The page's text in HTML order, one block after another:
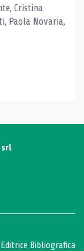
Cristina
Paola Novaria,
srl
Bibliografica